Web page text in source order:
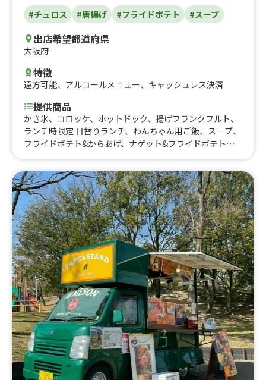
#チュロス #唐揚げ #フライドポテト #スープ
出店希望都道府県
大阪府
特徴
遠方可能、 アルコールメニュー、 キャッシュレス決済
提供商品
かき氷、コロッケ、ホットドック、揚げフランクフルト、
ランチ時限定 日替りランチ、わんちゃん用ご飯、スープ、
フライドポテト&からあげ、ナゲット&フライドポテト、